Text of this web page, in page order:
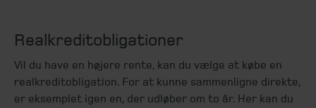
Realkreditobligationer
Vil du have en højere rente, kan du vælge at købe en
realkreditobligation. For at kunne sammenligne direkte,
er eksemplet igen en, der udløber om to år. Her kan du